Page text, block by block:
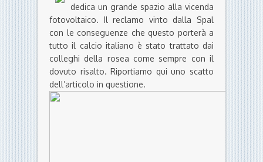
dedica un grande spazio alla vicenda
fotovoltaico. Il reclamo vinto dalla Spal
con le conseguenze che questo porterà a
tutto il calcio italiano è stato trattato dai
colleghi della rosea come sempre con il
dovuto risalto. Riportiamo qui uno scatto
dell’articolo in questione.